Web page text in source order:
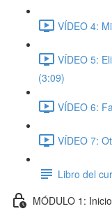
VÍDEO 4:
VÍDEO 5:
(3:09)
VÍDEO 6:
VÍDEO 7:
Libro del
MÓDULO 1: